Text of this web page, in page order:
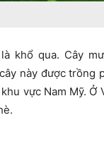
khổ qua. Cây
này được trồng
vực Nam Mỹ.